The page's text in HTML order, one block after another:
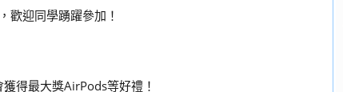
歡迎同學踴躍參加！
得最大獎AirPods等好禮！